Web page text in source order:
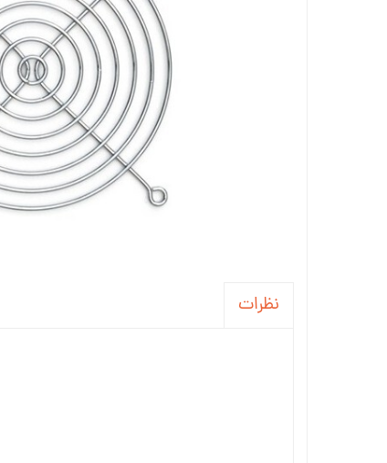
رگولاتور
LED و تجهیزات
فیوز
دیود
خازن
تغذیه
نظرات